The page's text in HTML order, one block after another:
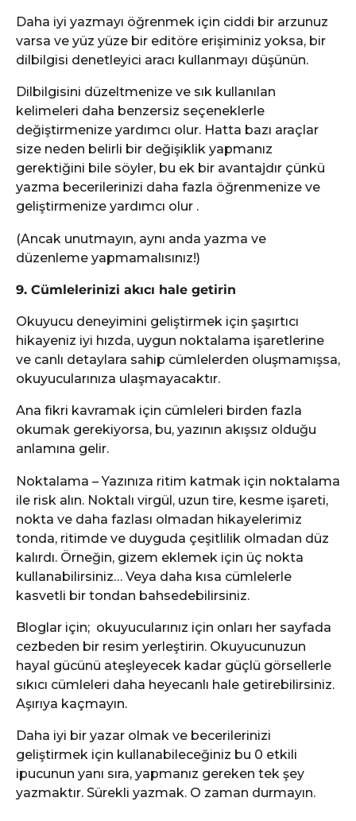
Daha iyi yazmayı öğrenmek için ciddi bir arzunuz
varsa ve yüz yüze bir editöre erişiminiz yoksa, bir
dilbilgisi denetleyici aracı kullanmayı düşünün.
Dilbilgisini düzeltmenize ve sık kullanılan
kelimeleri daha benzersiz seçeneklerle
değiştirmenize yardımcı olur. Hatta bazı araçlar
size neden belirli bir değişiklik yapmanız
gerektiğini bile söyler, bu ek bir avantajdır çünkü
yazma becerilerinizi daha fazla öğrenmenize ve
geliştirmenize yardımcı olur .
(Ancak unutmayın, aynı anda yazma ve
düzenleme yapmamalısınız!)
9. Cümlelerinizi akıcı hale getirin
Okuyucu deneyimini geliştirmek için şaşırtıcı
hikayeniz iyi hızda, uygun noktalama işaretlerine
ve canlı detaylara sahip cümlelerden oluşmamışsa,
okuyucularınıza ulaşmayacaktır.
Ana fikri kavramak için cümleleri birden fazla
okumak gerekiyorsa, bu, yazının akışsız olduğu
anlamına gelir.
Noktalama – Yazınıza ritim katmak için noktalama
ile risk alın. Noktalı virgül, uzun tire, kesme işareti,
nokta ve daha fazlası olmadan hikayelerimiz
tonda, ritimde ve duyguda çeşitlilik olmadan düz
kalırdı. Örneğin, gizem eklemek için üç nokta
kullanabilirsiniz… Veya daha kısa cümlelerle
kasvetli bir tondan bahsedebilirsiniz.
Bloglar için; okuyucularınız için onları her sayfada
cezbeden bir resim yerleştirin. Okuyucunuzun
hayal gücünü ateşleyecek kadar güçlü görsellerle
sıkıcı cümleleri daha heyecanlı hale getirebilirsiniz.
Aşırıya kaçmayın.
Daha iyi bir yazar olmak ve becerilerinizi
geliştirmek için kullanabileceğiniz bu 0 etkili
ipucunun yanı sıra, yapmanız gereken tek şey
yazmaktır. Sürekli yazmak. O zaman durmayın.